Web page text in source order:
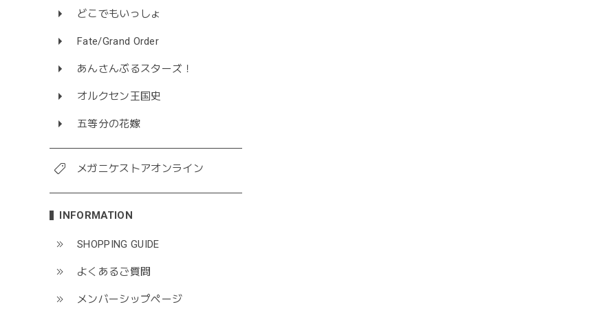
どこでもいっしょ
Fate/Grand Order
あんさんぶるスターズ！
オルクセン王国史
五等分の花嫁
メガニケストアオンライン
INFORMATION
SHOPPING GUIDE
よくあるご質問
メンバーシップページ